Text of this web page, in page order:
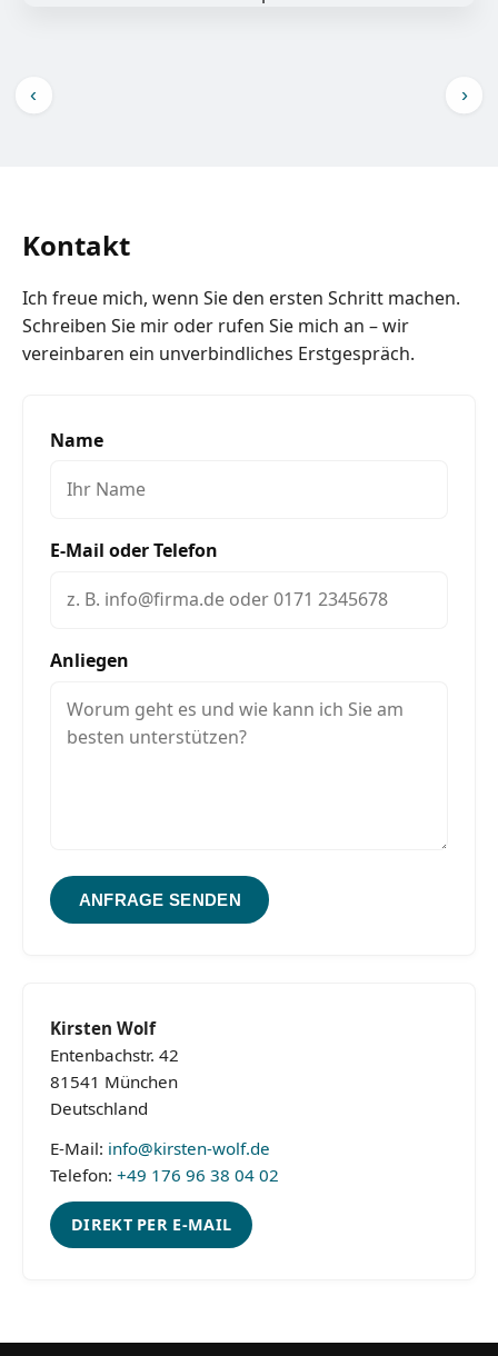
‹ ›
Kontakt
Ich freue mich, wenn Sie den ersten Schritt machen.
Schreiben Sie mir oder rufen Sie mich an – wir
vereinbaren ein unverbindliches Erstgespräch.
Name
E-Mail oder Telefon
Anliegen
ANFRAGE SENDEN
Kirsten Wolf
Entenbachstr. 42
81541 München
Deutschland
E-Mail: info@kirsten-wolf.de
Telefon: +49 176 96 38 04 02
DIREKT PER E-MAIL